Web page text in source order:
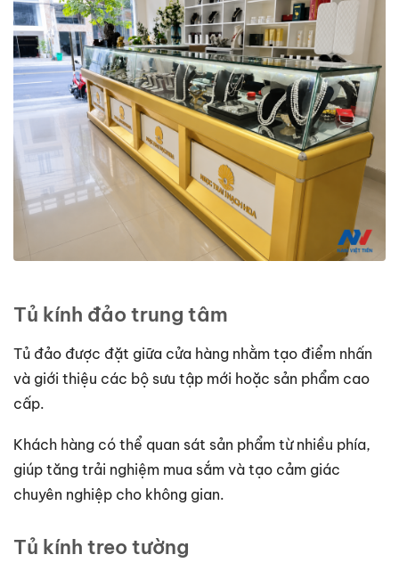
Tủ kính đảo trung tâm
Tủ đảo được đặt giữa cửa hàng nhằm tạo điểm nhấn
và giới thiệu các bộ sưu tập mới hoặc sản phẩm cao
cấp.
Khách hàng có thể quan sát sản phẩm từ nhiều phía,
giúp tăng trải nghiệm mua sắm và tạo cảm giác
chuyên nghiệp cho không gian.
Tủ kính treo tường